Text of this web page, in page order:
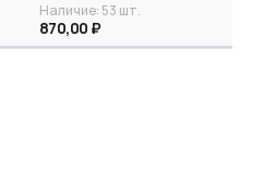
Наличие: 53 шт.
870,00 ₽